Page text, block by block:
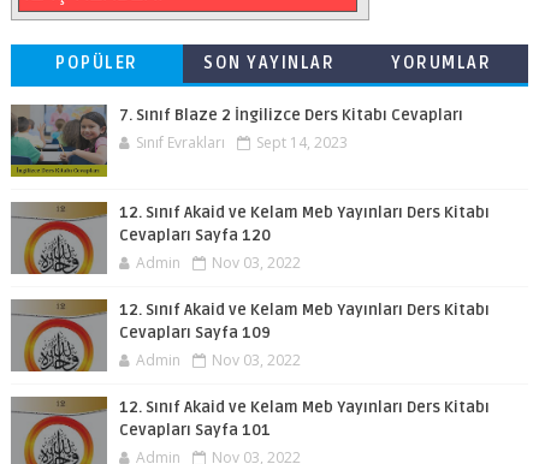
POPÜLER SON YAYINLAR YORUMLAR
7. Sınıf Blaze 2 İngilizce Ders Kitabı Cevapları
Sınıf Evrakları Sept 14, 2023
12. Sınıf Akaid ve Kelam Meb Yayınları Ders Kitabı
Cevapları Sayfa 120
Admin Nov 03, 2022
12. Sınıf Akaid ve Kelam Meb Yayınları Ders Kitabı
Cevapları Sayfa 109
Admin Nov 03, 2022
12. Sınıf Akaid ve Kelam Meb Yayınları Ders Kitabı
Cevapları Sayfa 101
Admin Nov 03, 2022